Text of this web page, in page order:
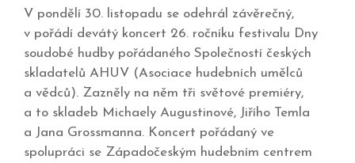
V pondělí 30. listopadu se odehrál závěrečný,
v pořádí devátý koncert 26. ročníku festivalu Dny
soudobé hudby pořádaného Společností českých
skladatelů AHUV (Asociace hudebních umělců
a vědců). Zazněly na něm tři světové premiéry,
a to skladeb Michaely Augustinové, Jiřího Temla
a Jana Grossmanna. Koncert pořádaný ve
spolupráci se Západočeským hudebním centrem